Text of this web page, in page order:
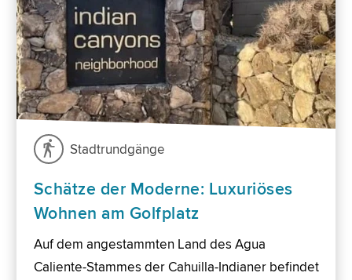
Stadtrundgänge
Schätze der Moderne: Luxuriöses
Wohnen am Golfplatz
Auf dem angestammten Land des Agua
Caliente-Stammes der Cahuilla-Indianer befindet